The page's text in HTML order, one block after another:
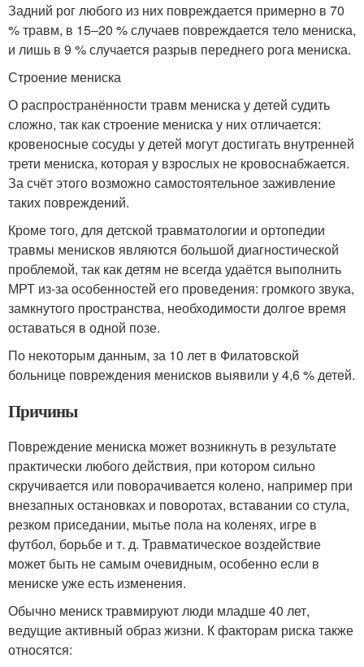
Задний рог любого из них повреждается примерно в 70
% травм, в 15–20 % случаев повреждается тело мениска,
и лишь в 9 % случается разрыв переднего рога мениска.
Строение мениска
О распространённости травм мениска у детей судить
сложно, так как строение мениска у них отличается:
кровеносные сосуды у детей могут достигать внутренней
трети мениска, которая у взрослых не кровоснабжается.
За счёт этого возможно самостоятельное заживление
таких повреждений.
Кроме того, для детской травматологии и ортопедии
травмы менисков являются большой диагностической
проблемой, так как детям не всегда удаётся выполнить
МРТ из-за особенностей его проведения: громкого звука,
замкнутого пространства, необходимости долгое время
оставаться в одной позе.
По некоторым данным, за 10 лет в Филатовской
больнице повреждения менисков выявили у 4,6 % детей.
Причины
Повреждение мениска может возникнуть в результате
практически любого действия, при котором сильно
скручивается или поворачивается колено, например при
внезапных остановках и поворотах, вставании со стула,
резком приседании, мытье пола на коленях, игре в
футбол, борьбе и т. д. Травматическое воздействие
может быть не самым очевидным, особенно если в
мениске уже есть изменения.
Обычно мениск травмируют люди младше 40 лет,
ведущие активный образ жизни. К факторам риска также
относятся: